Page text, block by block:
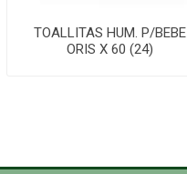
TOALLITAS HUM. P/BEBE
ORIS X 60 (24)